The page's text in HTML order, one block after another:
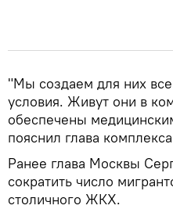
"Мы создаем для них
условия. Живут они в
обеспечены
пояснил глава
Ранее глава Москвы
сократить число
столичного ЖКХ.